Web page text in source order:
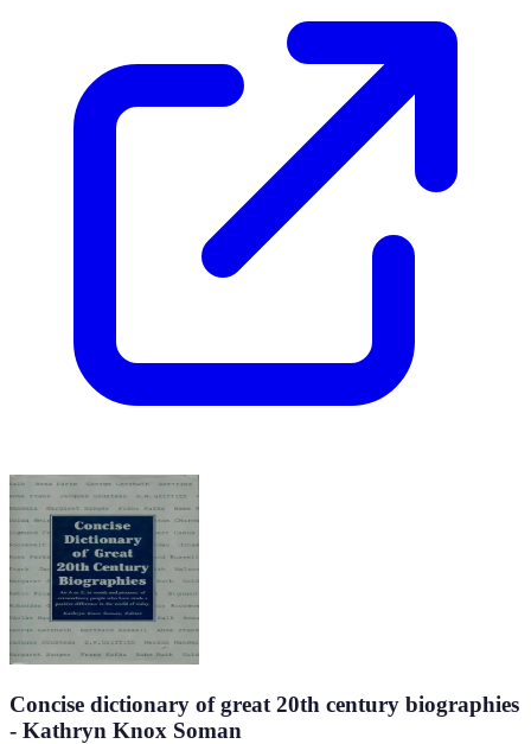
Concise dictionary of great 20th century biographies
- Kathryn Knox Soman